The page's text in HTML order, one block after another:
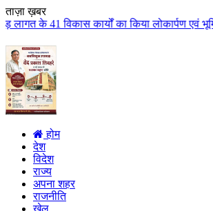
ताज़ा ख़बर
किया लोकार्पण एवं भूमिपूजन कुलैथ क्षेत्र के
होम
देश
विदेश
राज्य
अपना शहर
राजनीति
खेल